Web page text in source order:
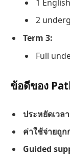
1
2
Term 3:
Full
ข้อดีของ
ประหยัดเวลา
ค่าใช้จ่ายถูก
Guided